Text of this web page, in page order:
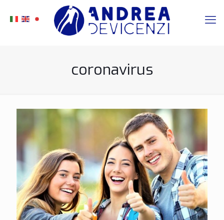
coronavirus